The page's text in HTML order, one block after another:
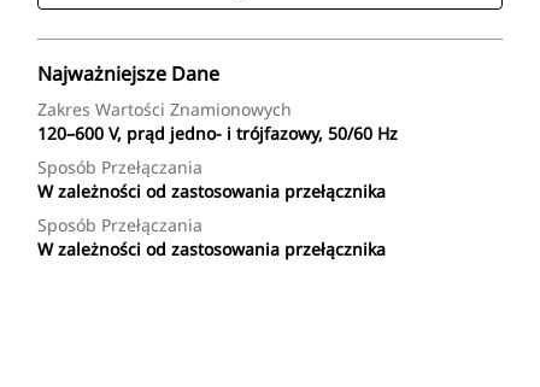
Najważniejsze Dane
Zakres Wartości Znamionowych
120–600 V, prąd jedno- i trójfazowy, 50/60 Hz
Sposób Przełączania
W zależności od zastosowania przełącznika
Sposób Przełączania
W zależności od zastosowania przełącznika